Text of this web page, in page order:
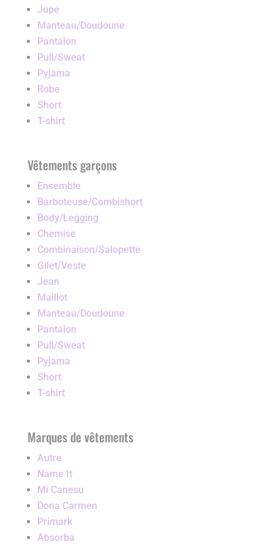
Jupe
Manteau/Doudoune
Pantalon
Pull/Sweat
Pyjama
Robe
Short
T-shirt
Vêtements garçons
Ensemble
Barboteuse/Combishort
Body/Legging
Chemise
Combinaison/Salopette
Gilet/Veste
Jean
Maillot
Manteau/Doudoune
Pantalon
Pull/Sweat
Pyjama
Short
T-shirt
Marques de vêtements
Autre
Name It
Mi Canesu
Dona Carmen
Primark
Absorba